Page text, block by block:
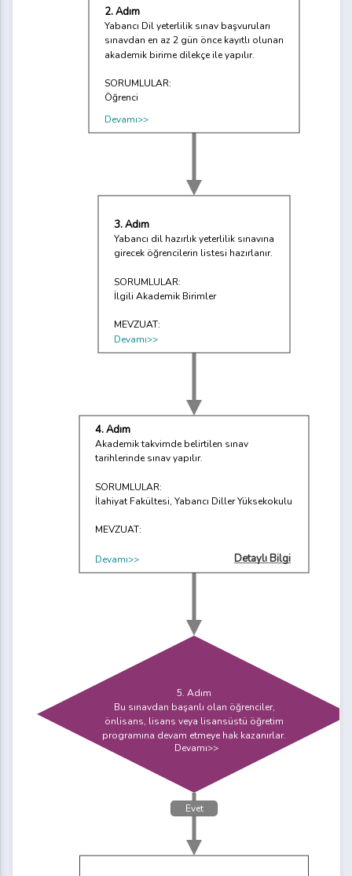
Evet
2. Adım
Yabancı Dil yeterlilik sınav başvuruları
sınavdan en az 2 gün önce kayıtlı olunan
akademik birime dilekçe ile yapılır.
SORUMLULAR:
Öğrenci
Devamı>>
3. Adım
Yabancı dil hazırlık yeterlilik sınavına
girecek öğrencilerin listesi hazırlanır.
SORUMLULAR:
İlgili Akademik Birimler
MEVZUAT:
Devamı>>
4. Adım
Akademik takvimde belirtilen sınav
tarihlerinde sınav yapılır.
SORUMLULAR:
İlahiyat Fakültesi, Yabancı Diller Yüksekokulu
MEVZUAT:
Detaylı Bilgi
Devamı>>
5. Adım
Bu sınavdan başarılı olan öğrenciler,
önlisans, lisans veya lisansüstü öğretim
programına devam etmeye hak kazanırlar.
Devamı>>